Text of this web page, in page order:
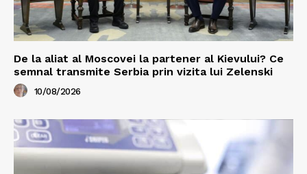
De la aliat al Moscovei la partener al Kievului? Ce
semnal transmite Serbia prin vizita lui Zelenski
10/08/2026